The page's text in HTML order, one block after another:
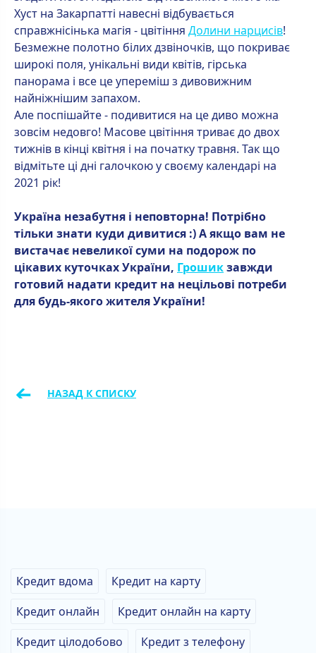
Хуст на Закарпатті навесні відбувається
справжнісінька магія - цвітіння Долини нарцисів!
Безмежне полотно білих дзвіночків, що покриває
широкі поля, унікальні види квітів, гірська
панорама і все це упереміш з дивовижним
найніжнішим запахом.
Але поспішайте - подивитися на це диво можна
зовсім недовго! Масове цвітіння триває до двох
тижнів в кінці квітня і на початку травня. Так що
відмітьте ці дні галочкою у своєму календарі на
2021 рік!
Україна незабутня і неповторна! Потрібно
тільки знати куди дивитися :) А якщо вам не
вистачає невеликої суми на подорож по
цікавих куточках України, Грошикзавжди
готовий надати кредит на нецільові потреби
для будь-якого жителя України!
← НАЗАД К СПИСКУ
Кредит вдома
Кредит на карту
Кредит онлайн
Кредит онлайн на карту
Кредит цілодобово
Кредит з телефону